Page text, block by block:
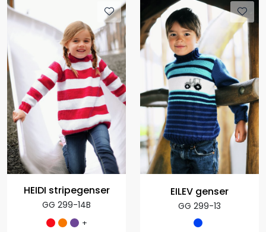
HEIDI stripegenser
GG 299-14B
+
EILEV genser
GG 299-13